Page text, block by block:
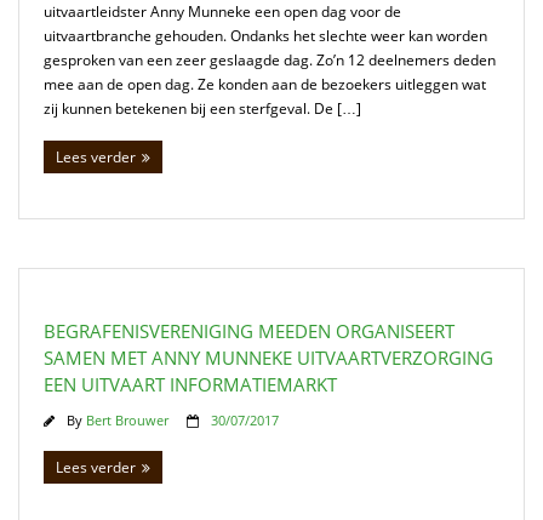
uitvaartleidster Anny Munneke een open dag voor de
uitvaartbranche gehouden. Ondanks het slechte weer kan worden
gesproken van een zeer geslaagde dag. Zo’n 12 deelnemers deden
mee aan de open dag. Ze konden aan de bezoekers uitleggen wat
zij kunnen betekenen bij een sterfgeval. De […]
Lees verder
BEGRAFENISVERENIGING MEEDEN ORGANISEERT
SAMEN MET ANNY MUNNEKE UITVAARTVERZORGING
EEN UITVAART INFORMATIEMARKT
By Bert Brouwer 30/07/2017
Lees verder